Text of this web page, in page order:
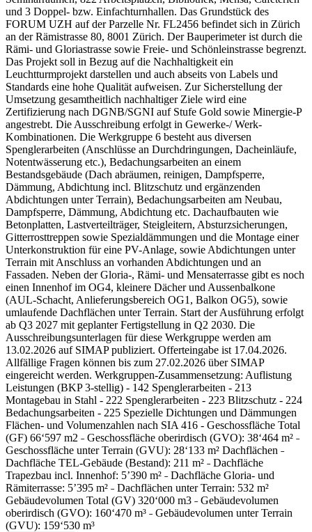
und 3 Doppel- bzw. Einfachturnhallen. Das Grundstück des
FORUM UZH auf der Parzelle Nr. FL2456 befindet sich in Zürich
an der Rämistrasse 80, 8001 Zürich. Der Bauperimeter ist durch die
Rämi- und Gloriastrasse sowie Freie- und Schönleinstrasse begrenzt.
Das Projekt soll in Bezug auf die Nachhaltigkeit ein
Leuchtturmprojekt darstellen und auch abseits von Labels und
Standards eine hohe Qualität aufweisen. Zur Sicherstellung der
Umsetzung gesamtheitlich nachhaltiger Ziele wird eine
Zertifizierung nach DGNB/SGNI auf Stufe Gold sowie Minergie-P
angestrebt. Die Ausschreibung erfolgt in Gewerke-/ Werk-
Kombinationen. Die Werkgruppe 6 besteht aus diversen
Spenglerarbeiten (Anschlüsse an Durchdringungen, Dacheinläufe,
Notentwässerung etc.), Bedachungsarbeiten an einem
Bestandsgebäude (Dach abräumen, reinigen, Dampfsperre,
Dämmung, Abdichtung incl. Blitzschutz und ergänzenden
Abdichtungen unter Terrain), Bedachungsarbeiten am Neubau,
Dampfsperre, Dämmung, Abdichtung etc. Dachaufbauten wie
Betonplatten, Lastverteilträger, Steigleitern, Absturzsicherungen,
Gitterrosttreppen sowie Spezialdämmungen und die Montage einer
Unterkonstruktion für eine PV-Anlage, sowie Abdichtungen unter
Terrain mit Anschluss an vorhanden Abdichtungen und an
Fassaden. Neben der Gloria-, Rämi- und Mensaterrasse gibt es noch
einen Innenhof im OG4, kleinere Dächer und Aussenbalkone
(AUL-Schacht, Anlieferungsbereich OG1, Balkon OG5), sowie
umlaufende Dachflächen unter Terrain. Start der Ausführung erfolgt
ab Q3 2027 mit geplanter Fertigstellung in Q2 2030. Die
Ausschreibungsunterlagen für diese Werkgruppe werden am
13.02.2026 auf SIMAP publiziert. Offerteingabe ist 17.04.2026.
Allfällige Fragen können bis zum 27.02.2026 über SIMAP
eingereicht werden. Werkgruppen-Zusammensetzung: Auflistung
Leistungen (BKP 3-stellig) - 142 Spenglerarbeiten - 213
Montagebau in Stahl - 222 Spenglerarbeiten - 223 Blitzschutz - 224
Bedachungsarbeiten - 225 Spezielle Dichtungen und Dämmungen
Flächen- und Volumenzahlen nach SIA 416 - Geschossfläche Total
(GF) 66‘597 m2 ˗ Geschossfläche oberirdisch (GVO): 38‘464 m² ˗
Geschossfläche unter Terrain (GVU): 28‘133 m² Dachflächen ˗
Dachfläche TEL-Gebäude (Bestand): 211 m² ˗ Dachfläche
Trapezbau incl. Innenhof: 5’390 m² ˗ Dachfläche Gloria- und
Rämiterrasse: 5’395 m² ˗ Dachflächen unter Terrain: 532 m²
Gebäudevolumen Total (GV) 320‘000 m3 ˗ Gebäudevolumen
oberirdisch (GVO): 160‘470 m³ ˗ Gebäudevolumen unter Terrain
(GVU): 159‘530 m³